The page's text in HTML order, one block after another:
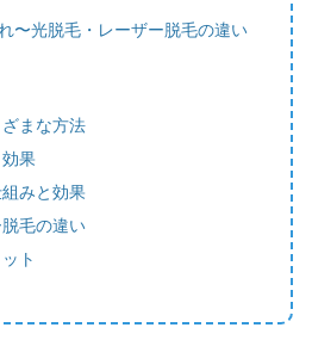
〜光脱毛・レーザー脱毛の違い
まな方法
果
みと効果
毛の違い
ト